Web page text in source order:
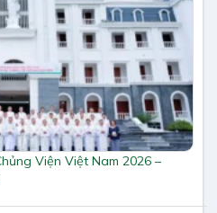
Viện Việt Nam 2026 –